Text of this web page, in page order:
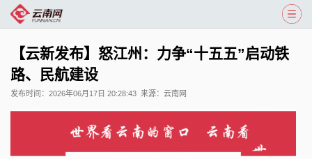
【云新发布】怒江州：力争“十五五”启动铁
路、民航建设
发布时间： 2026年06月17日 20:28:43 来源： 云南网